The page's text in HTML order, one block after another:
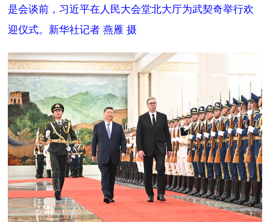
是会谈前，习近平在人民大会堂北大厅为武契奇举行欢
迎仪式。新华社记者 燕雁 摄